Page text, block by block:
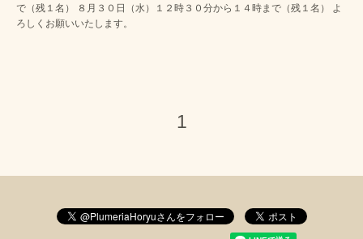
で（残１名） ８月３０日（水）１２時３０分から１４時まで（残１名） よ
ろしくお願いいたします。
1